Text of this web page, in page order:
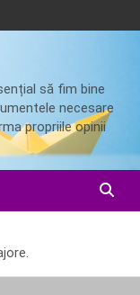
să fim bine
necesare
propriile opinii